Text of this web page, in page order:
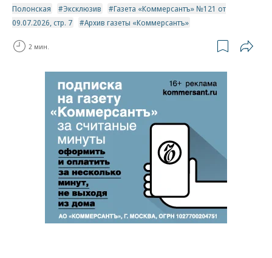
Полонская
Эксклюзив
Газета «Коммерсантъ» №121 от
09.07.2026, стр. 7
Архив газеты «Коммерсантъ»
2 мин.